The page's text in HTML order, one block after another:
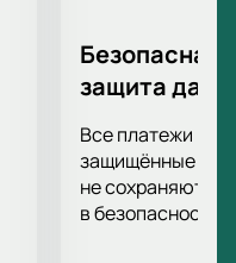
Безопасная
защита
Все платежи
защищённые
не сохраняются
в безопасности.